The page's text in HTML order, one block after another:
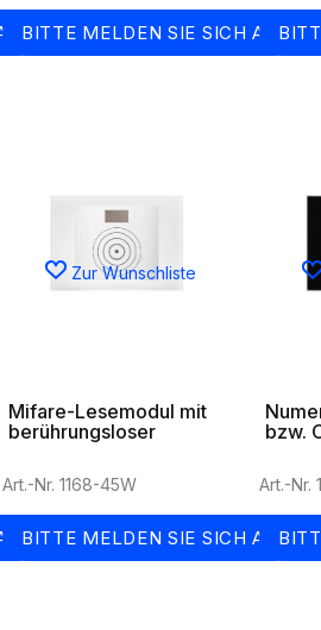
BITTE MELDEN SIE SICH AN
Zur Wunschliste
Mifare-Lesemodul mit
berührungsloser
Art.-Nr. 1168-45W
BITTE MELDEN SIE SICH AN
bzw.
Art.-Nr.